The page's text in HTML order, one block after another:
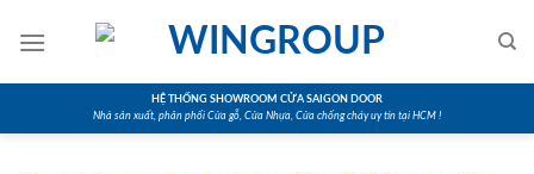
HỆ THỐNG SHOWROOM CỬA SAIGON DOOR
Nhà sản xuất, phân phối Cửa gỗ, Cửa Nhựa, Cửa chống cháy uy tín tại HCM !